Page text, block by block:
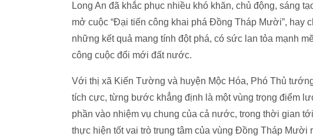
Long An đã khắc phục nhiều khó khăn, chủ động, sáng
mở cuộc “Đại tiến công khai phá Đồng Tháp Mười”,
những kết quả mang tính đột phá, có sức lan tỏa mạnh
công cuộc đổi mới đất nước.
Với thị xã Kiến Tường và huyện Mộc Hóa, Phó Thủ
tích cực, từng bước khẳng định là một vùng trọng điểm
phần vào nhiệm vụ chung của cả nước, trong thời gian
thực hiện tốt vai trò trung tâm của vùng Đồng Tháp